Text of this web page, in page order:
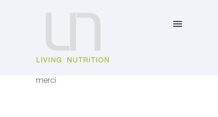
merci